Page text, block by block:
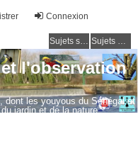
Connexion
Sujets sans réponse Sujets actifs
l'observation
dont les youyous du Sénégal et
jardin et de la nature.